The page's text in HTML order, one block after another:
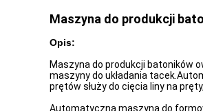
Maszyna do produkcji
Opis:
Maszyna do produkcji batoników
maszyny do układania
prętów służy do cięcia liny na
Automatyczna maszyna do